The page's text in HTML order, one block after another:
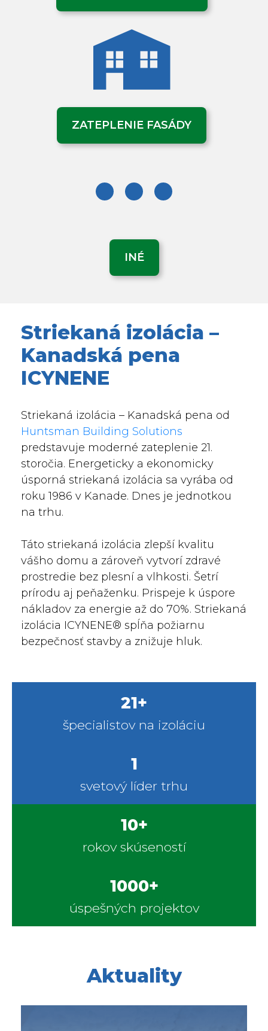
ZATEPLENIE FASÁDY
INÉ
Striekaná izolácia –
Kanadská pena
ICYNENE
Striekaná izolácia – Kanadská pena od
Huntsman Building Solutions
predstavuje moderné zateplenie 21.
storočia. Energeticky a ekonomicky
úsporná striekaná izolácia sa vyrába od
roku 1986 v Kanade. Dnes je jednotkou
na trhu.
Táto striekaná izolácia zlepší kvalitu
vášho domu a zároveň vytvorí zdravé
prostredie bez plesní a vlhkosti. Šetrí
prírodu aj peňaženku. Prispeje k úspore
nákladov za energie až do 70%. Striekaná
izolácia ICYNENE® spĺňa požiarnu
bezpečnosť stavby a znižuje hluk.
21+
špecialistov na izoláciu
1
svetový líder trhu
10+
rokov skúseností
1000+
úspešných projektov
Aktuality